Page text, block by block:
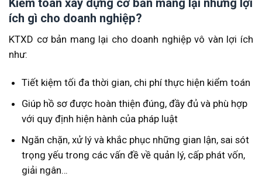
Kiểm toán xây dựng cơ bản mang lại những lợi
ích gì cho doanh nghiệp?
KTXD cơ bản mang lại cho doanh nghiệp vô vàn lợi ích
như:
Tiết kiệm tối đa thời gian, chi phí thực hiện kiểm toán
Giúp hồ sơ được hoàn thiện đúng, đầy đủ và phù hợp
với quy định hiện hành của pháp luật
Ngăn chặn, xử lý và khắc phục những gian lận, sai sót
trọng yếu trong các vấn đề về quản lý, cấp phát vốn,
giải ngân…